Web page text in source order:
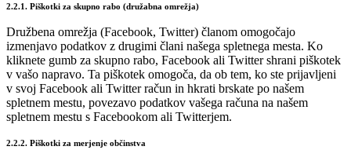
2.2.1. Piškotki za skupno rabo (družabna omrežja)
Družbena omrežja (Facebook, Twitter) članom omogočajo
izmenjavo podatkov z drugimi člani našega spletnega mesta. Ko
kliknete gumb za skupno rabo, Facebook ali Twitter shrani piškotek
v vašo napravo. Ta piškotek omogoča, da ob tem, ko ste prijavljeni
v svoj Facebook ali Twitter račun in hkrati brskate po našem
spletnem mestu, povezavo podatkov vašega računa na našem
spletnem mestu s Facebookom ali Twitterjem.
2.2.2. Piškotki za merjenje občinstva